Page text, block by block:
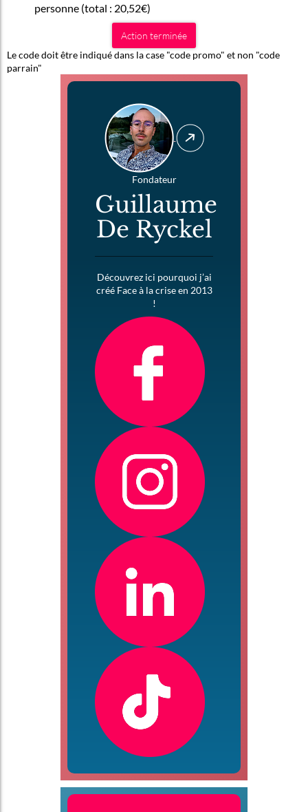
personne (total : 20,52€)
Action terminée
Le code doit être indiqué dans la case "code promo" et non "code
parrain"
Fondateur
Guillaume
De Ryckel
Découvrez ici pourquoi j’ai
créé Face à la crise en 2013
!